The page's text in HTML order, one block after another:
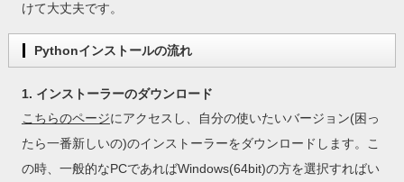
けて大丈夫です。
Pythonインストールの流れ
1. インストーラーのダウンロード
こちらのページにアクセスし、自分の使いたいバージョン(困っ
たら一番新しいの)のインストーラーをダウンロードします。こ
の時、一般的なPCであればWindows(64bit)の方を選択すればい